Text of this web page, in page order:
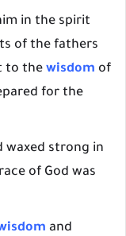
in the spirit
of the fathers
to the wisdom of
for the
waxed strong in
of God was
and